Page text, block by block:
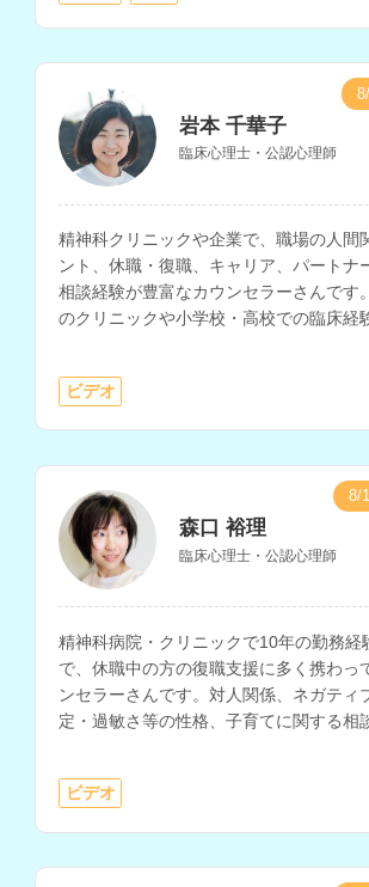
岩本 千華子
臨床心理士・公認心理師
精神科クリニックや企業で、職場の人間
ント、休職・復職、キャリア、パートナ
相談経験が豊富なカウンセラーさんです
のクリニックや小学校・高校での臨床経
PTSD、自己理解、子育て等の相談も得
ビデオ
森口 裕理
臨床心理士・公認心理師
精神科病院・クリニックで10年の勤務経
で、休職中の方の復職支援に多く携わっ
ンセラーさんです。対人関係、ネガティ
定・過敏さ等の性格、子育てに関する相
ビデオ
8/